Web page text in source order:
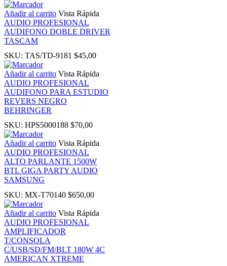
Panel
Panel
panel
panel
panel
panel
Panel
Añadir al carrito Vista Rápida
AUDIO PROFESIONAL
AUDIFONO DOBLE DRIVER
TASCAM
SKU: TAS/TD-9181 $45,00
Añadir al carrito Vista Rápida
AUDIO PROFESIONAL
AUDIFONO PARA ESTUDIO
REVERS NEGRO
BEHRINGER
SKU: HPS5000188 $70,00
Añadir al carrito Vista Rápida
AUDIO PROFESIONAL
ALTO PARLANTE 1500W
BTL GIGA PARTY AUDIO
SAMSUNG
SKU: MX-T70140 $650,00
Añadir al carrito Vista Rápida
AUDIO PROFESIONAL
AMPLIFICADOR
T/CONSOLA
C/USB/SD/FM/BLT 180W 4C
AMERICAN XTREME